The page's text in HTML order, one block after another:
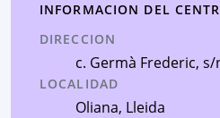
INFORMACION DEL
DIRECCION
c. Germà Frederic, s/
LOCALIDAD
Oliana, Lleida